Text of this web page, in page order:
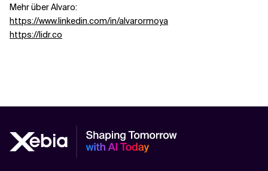
Mehr über Alvaro:
https://www.linkedin.com/in/alvarormoya
https://lidr.co